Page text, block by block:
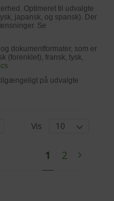
Optimeret til udvalgte
japansk, og spansk). Der
Se
dokumentformater, som er
(forenklet), fransk, tysk,
på udvalgte
Vis
Y
o
1
P
2
P
N